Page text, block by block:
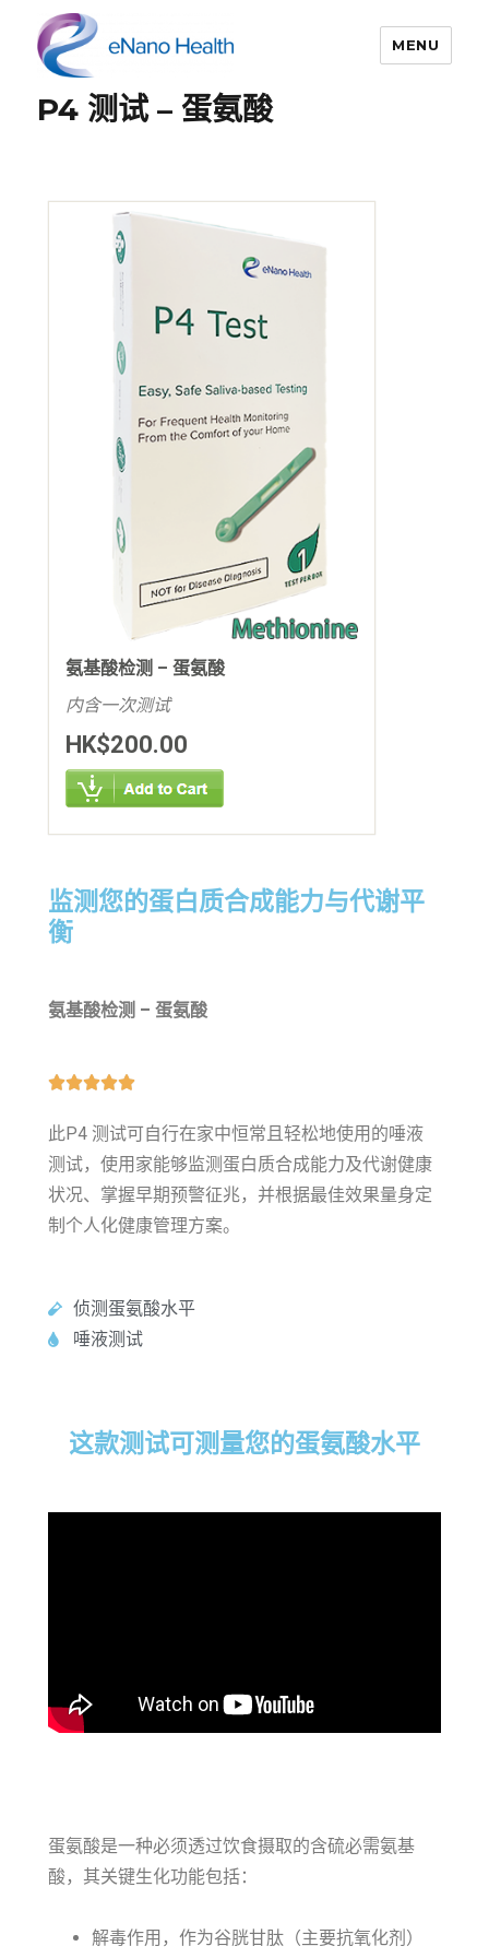
依纳康科技
MENU
P4 测试 – 蛋氨酸
氨基酸检测 – 蛋氨酸
内含一次测试
HK$200.00
监测您的蛋白质合成能力与代谢平
衡
氨基酸检测 – 蛋氨酸

此P4 测试可自行在家中恒常且轻松地使用的唾液
测试，使用家能够监测蛋白质合成能力及代谢健康
状况、掌握早期预警征兆，并根据最佳效果量身定
制个人化健康管理方案。
侦测蛋氨酸水平
唾液测试
这款测试可测量您的蛋氨酸水平
蛋氨酸是一种必须透过饮食摄取的含硫必需氨基
酸，其关键生化功能包括：
解毒作用，作为谷胱甘肽（主要抗氧化剂）